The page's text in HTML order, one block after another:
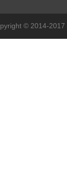
© 2014-